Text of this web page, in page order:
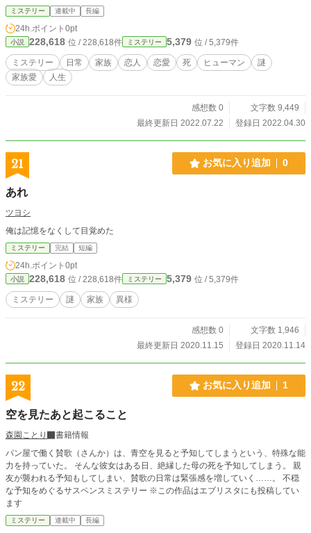
ていたという、会社経営者。 姉と人生の時間を共有していた男たち。 彼ら５人
に共通しているのは、姉を深く愛しているということ。 ５人とも他の男性の存
在は知らなかったが、姉に騙されたと憤る者は一人もいなかった。 和葉は、姉
の恋人と名乗る男たちを通して、姉の人生を知っていくことになる。 死んでな
お、彼らの中で鮮やかに生き続ける姉はどんな女だったのか。 自分が知ってい
る姉は、「本当の姉」だったのか？ そして、姉の死の真相とは・・・・
ミステリー 連載中 長編
24h.ポイント 0pt
小説 228,618 位 / 228,618件 ミステリー 5,379 位 / 5,379件
ミステリー 日常 家族 恋人 恋愛 死 ヒューマン
謎
家族愛
人生
感想数 0
文字数 9,449
最終更新日 2022.07.22
登録日 2022.04.30
21 お気に入り追加 0
あれ
ツヨシ
俺は記憶をなくして目覚めた
ミステリー 完結 短編
24h.ポイント 0pt
小説 228,618 位 / 228,618件 ミステリー 5,379 位 / 5,379件
ミステリー 謎 家族 異様
感想数 0
文字数 1,946
最終更新日 2020.11.15
登録日 2020.11.14
22 お気に入り追加 1
空を見たあと起こること
森園ことり
書籍情報
パン屋で働く賛歌（さんか）は、青空を見ると予知してしまうという、特殊な能
力を持っていた。 そんな彼女はある日、絶縁した母の死を予知してしまう。 親
友が襲われる予知もしてしまい、賛歌の日常は緊張感を増していく……。 不穏
な予知をめぐるサスペンスミステリー ※この作品はエブリスタにも投稿してい
ます
ミステリー 連載中 長編